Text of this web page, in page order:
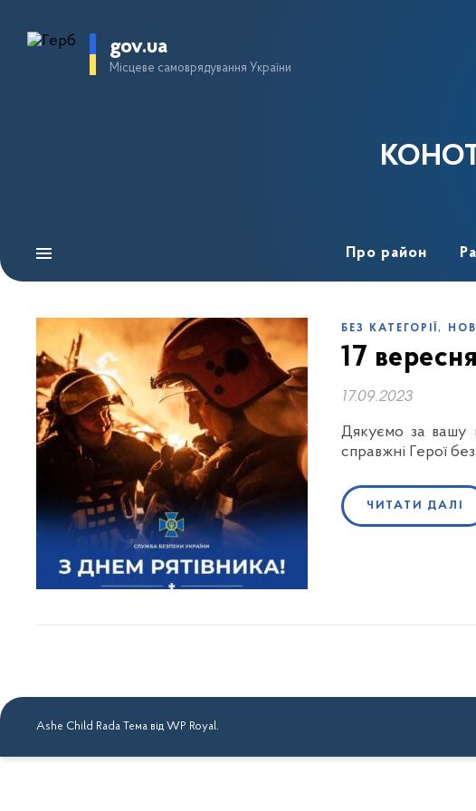
gov.ua
Місцеве самоврядування України
Про район
БЕЗ КАТЕГОРІЇ ,
17
17.09.2023
Дякуємо за вашу
справжні Герої
ЧИТАТИ ДАЛІ
Ashe Child Rada Тема від WP Royal.